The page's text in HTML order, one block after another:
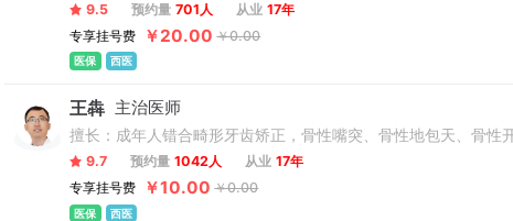
9.5 预约量 701人 从业 17年
专享挂号费
￥20.00 ￥0.00
医保 西医
王犇 主治医师
擅长：成年人错合畸形牙齿矫正，骨性嘴突、骨性地包天、骨性
9.7 预约量 1042人 从业 17年
专享挂号费
￥10.00 ￥0.00
医保 西医